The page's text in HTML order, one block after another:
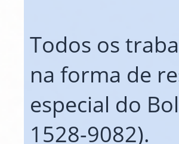
Todos os
na forma de
especial do
1528-9082).